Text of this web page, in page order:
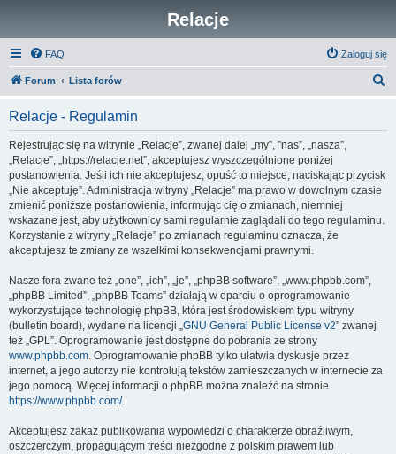
Relacje
FAQ Zaloguj się
Forum Lista forów
Relacje - Regulamin
Rejestrując się na witrynie „Relacje”, zwanej dalej „my”, ”nas”, „nasza”,
„Relacje”, „https://relacje.net”, akceptujesz wyszczególnione poniżej
postanowienia. Jeśli ich nie akceptujesz, opuść to miejsce, naciskając przycisk
„Nie akceptuję”. Administracja witryny „Relacje” ma prawo w dowolnym czasie
zmienić poniższe postanowienia, informując cię o zmianach, niemniej
wskazane jest, aby użytkownicy sami regularnie zaglądali do tego regulaminu.
Korzystanie z witryny „Relacje” po zmianach regulaminu oznacza, że
akceptujesz te zmiany ze wszelkimi konsekwencjami prawnymi.
Nasze fora zwane też „one”, „ich”, „je”, „phpBB software”, „www.phpbb.com”,
„phpBB Limited”, „phpBB Teams” działają w oparciu o oprogramowanie
wykorzystujące technologię phpBB, która jest środowiskiem typu witryny
(bulletin board), wydane na licencji „GNU General Public License v2” zwanej
też „GPL”. Oprogramowanie jest dostępne do pobrania ze strony
www.phpbb.com. Oprogramowanie phpBB tylko ułatwia dyskusje przez
internet, a jego autorzy nie kontrolują tekstów zamieszczanych w internecie za
jego pomocą. Więcej informacji o phpBB można znaleźć na stronie
https://www.phpbb.com/.
Akceptujesz zakaz publikowania wypowiedzi o charakterze obraźliwym,
oszczerczym, propagującym treści niezgodne z polskim prawem lub